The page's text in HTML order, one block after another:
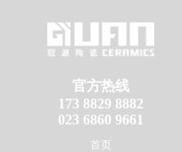
官方热线
173 8829 8882
023 6860 9661
首页